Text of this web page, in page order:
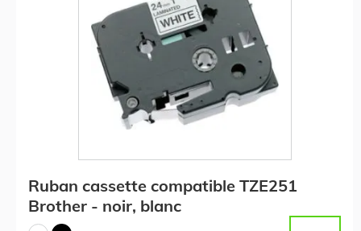
Ruban cassette compatible TZE251
Brother - noir, blanc